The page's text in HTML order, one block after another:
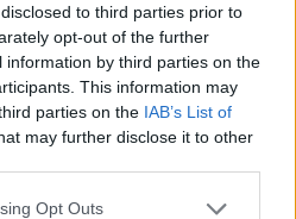
to third parties prior to
opt-out of the further
by third parties on the
This information may
parties on the IAB’s List of
may further disclose it to other
app uses one or more Google
Opt Outs
pubblicità nazionali?
€ 1,10 al mese